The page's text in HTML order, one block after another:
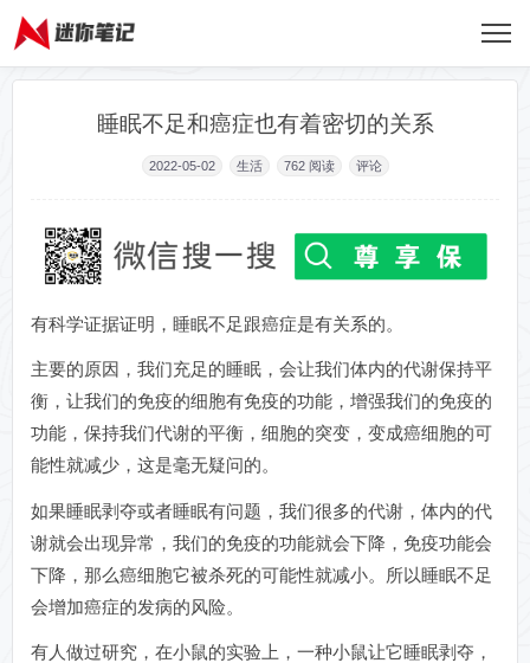
睡眠不足和癌症也有着密切的关系
2022-05-02 生活 762 阅读 评论
有科学证据证明，睡眠不足跟癌症是有关系的。
主要的原因，我们充足的睡眠，会让我们体内的代谢保持平
衡，让我们的免疫的细胞有免疫的功能，增强我们的免疫的
功能，保持我们代谢的平衡，细胞的突变，变成癌细胞的可
能性就减少，这是毫无疑问的。
如果睡眠剥夺或者睡眠有问题，我们很多的代谢，体内的代
谢就会出现异常，我们的免疫的功能就会下降，免疫功能会
下降，那么癌细胞它被杀死的可能性就减小。所以睡眠不足
会增加癌症的发病的风险。
有人做过研究，在小鼠的实验上，一种小鼠让它睡眠剥夺，